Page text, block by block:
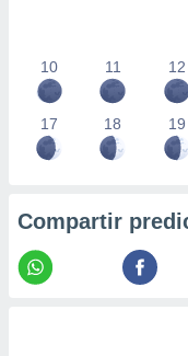
10 11 12
17 18 19
Compartir